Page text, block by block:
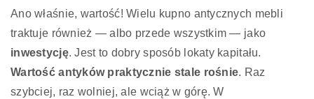
Ano właśnie, wartość! Wielu kupno antycznych mebli
traktuje również — albo przede wszystkim — jako
inwestycję. Jest to dobry sposób lokaty kapitału.
Wartość antyków praktycznie stale rośnie. Raz
szybciej, raz wolniej, ale wciąż w górę. W